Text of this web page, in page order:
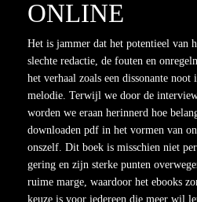
ONLINE
Het is jammer dat het potentieel van
slechte redactie, de fouten en
het verhaal zoals een dissonante noot
melodie. Terwijl we door de
worden we eraan herinnerd hoe
downloaden pdf in het vormen van
onszelf. Dit boek is misschien niet
gering en zijn sterke punten
ruime marge, waardoor het ebooks
keuze is voor iedereen die meer wil